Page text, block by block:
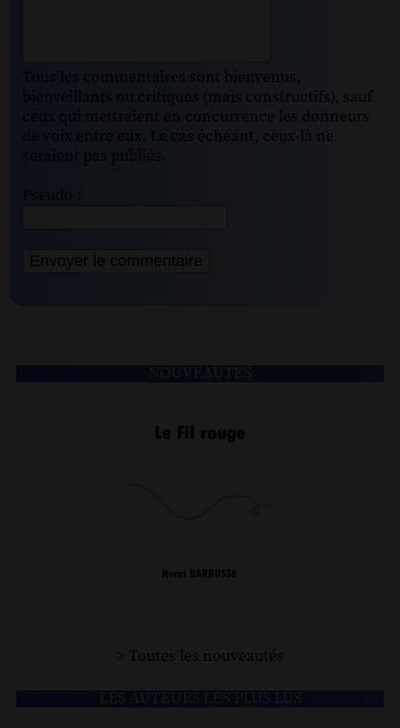
Tous les commentaires sont bienvenus,
bienveillants ou critiques (mais constructifs), sauf
ceux qui mettraient en concurrence les donneurs
de voix entre eux. Le cas échéant, ceux-là ne
seraient pas publiés.
Pseudo :
> Toutes les nouveautés